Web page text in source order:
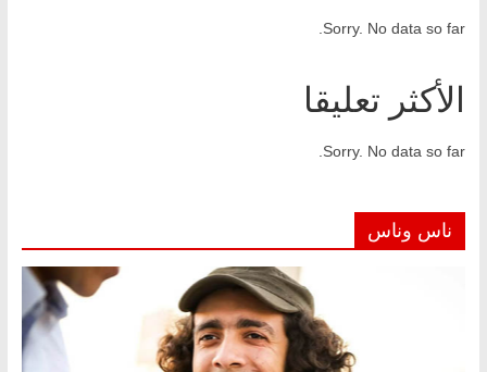
Sorry. No data so far.
الأكثر تعليقا
Sorry. No data so far.
ناس وناس